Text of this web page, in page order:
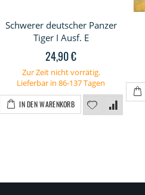
Schwerer deutscher Panzer
Tiger I Ausf. E
24,90 €
Zur Zeit nicht vorrätig.
Lieferbar in 86-137 Tagen
IN DEN WARENKORB